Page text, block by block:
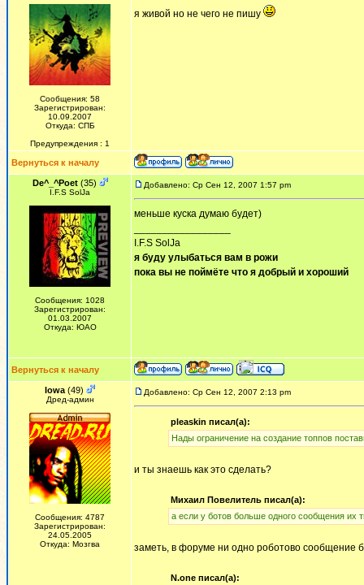
Сообщения: 58
Зарегистрирован:
10.09.2007
Откуда: СПБ
Предупреждения : 1
я живой но не чего не пишу
Вернуться к началу
De^_^Poet(35)
I.F.S SolJa
Сообщения: 1028
Зарегистрирован:
01.03.2007
Откуда: ЮАО
Добавлено: Ср Сен 12, 2007 1:57 pm
меньше куска думаю будет)
I.F.S SolJa
я буду улыбаться вам в рожи
пока вы не поймёте что я добрый и хороший
Вернуться к началу
Iowa (49)
Дред-админ
Сообщения: 4787
Зарегистрирован:
24.05.2005
Откуда: Мозгва
Добавлено: Ср Сен 12, 2007 2:13 pm
pleaskin писал(а):
Нады ограничение на создание топпов
и ты знаешь как это сделать?
Михаил Повелитель писал(а):
а если у ботов больше одного сообщения их
заметь, в форуме ни одно роботово сообщение
N.one писал(а):